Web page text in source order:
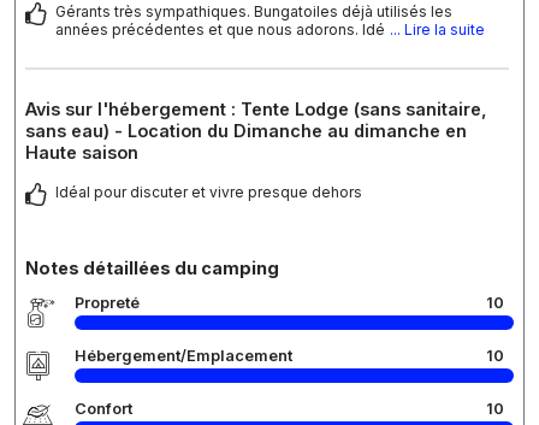
Gérants très sympathiques. Bungatoiles déjà utilisés les
années précédentes et que nous adorons. Idé ... Lire la suite
Avis sur l'hébergement : Tente Lodge (sans sanitaire,
sans eau) - Location du Dimanche au dimanche en
Haute saison
Idéal pour discuter et vivre presque dehors
Notes détaillées du camping
Propreté 10
Hébergement/Emplacement 10
Confort 10